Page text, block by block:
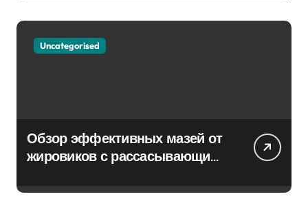
Uncategorised
Обзор эффективных мазей от
жировиков с рассасывающим